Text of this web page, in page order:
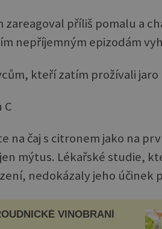
zareagoval příliš pomalu a
nepříjemným epizodám
kteří zatím prožívali
C
na čaj s citronem jako na
mýtus. Lékařské studie,
nedokázaly jeho účinek
VINOBRANÍ